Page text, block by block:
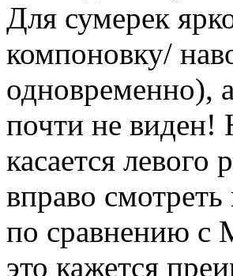
Для сумерек
компоновку/
одновременно),
почти не виден!
касается
вправо
по сравнению с
это кажется